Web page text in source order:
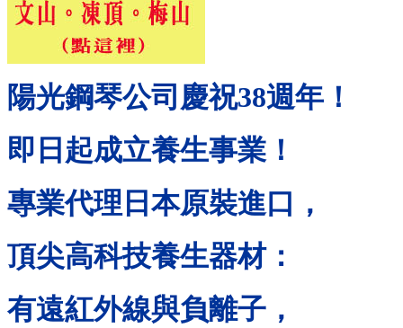
陽光鋼琴公司慶祝38週年！
即日起成立養生事業！
專業代理日本原裝進口，
頂尖高科技養生器材：
有遠紅外線與負離子，